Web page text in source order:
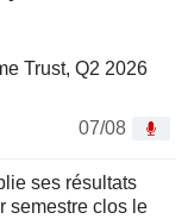
Trust, Q2 2026
07/08
ses résultats
semestre clos le